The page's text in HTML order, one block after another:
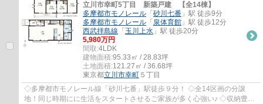
立川市幸町5丁目 新築戸建 【全14棟】
多摩都市モノレール 「 砂川七番 」駅 徒歩9分
多摩都市モノレール 「 泉体育館 」駅 徒歩12分
西武拝島線 「 玉川上水 」駅 徒歩20分
5,980万円
間取:4LDK
建物面積:95.33㎡ / 28.83坪
土地面積:121.27㎡ / 36.68坪
東京都立川市幸町 ５丁目
◇多摩都市モノレール線「砂川七番」駅徒歩９分！ ◇全14区画の分譲
地！同じ時期にに生活をスタートさせるご家族が多く心強い♪ ◇収納豊富